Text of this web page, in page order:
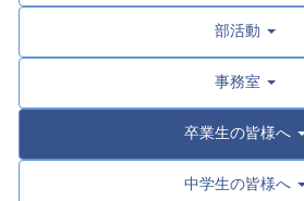
部活動
事務室
卒業生の皆様へ
中学生の皆様へ